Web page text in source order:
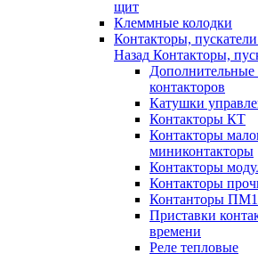
щит
Клеммные колодки
Контакторы,
Назад Контакторы,
Дополнительные
контакторов
Катушки
Контакторы КТ
Контакторы
миниконтакторы
Контакторы
Контакторы
Контанторы
Приставки
времени
Реле тепловые